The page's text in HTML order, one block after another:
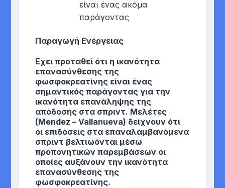
είναι ένας ακόμα
παράγοντας
Παραγωγή Ενέργειας
Εχει προταθεί ότι η ικανότητα
επανασύνθεσης της
φωσφοκρεατίνης είναι ένας
σημαντικός παράγοντας για την
ικανότητα επανάληψης της
απόδοσης στα σπριντ. Μελέτες
(Mendez – Vallanueva) δείχνουν ότι
οι επιδόσεις στα επαναλαμβανόμενα
σπριντ βελτιωόνται μέσω
προπονητικών παρεμβάσεων οι
οποίες αυξάνουν την ικανότητα
επανασύνθεσης της
φωσφοκρεατίνης.